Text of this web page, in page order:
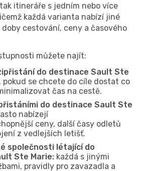
itineráře s jedním nebo více
každá varianta nabízí jiné
cestování, ceny a časového
můžete najít:
do destinace Sault Ste
pokud se chcete do cíle dostat co
čas na cestě.
do destinace Sault Ste
nabízejí
ceny, další časy odletů
z vedlejších letišť.
společnosti létající do
Ste Marie: každá s jinými
pravidly pro zavazadla a